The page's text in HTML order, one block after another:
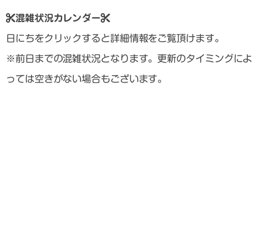
混雑状況カレンダー
日にちをクリックすると詳細情報をご覧頂けます。
※前日までの混雑状況となります。更新のタイミングによ
っては空きがない場合もございます。